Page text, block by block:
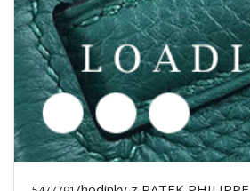
5769999/hodinky z PATEK PHILIPPE
Cena poptávka